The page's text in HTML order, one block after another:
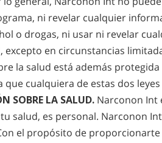
ni revelar cualquier
o drogas, ni usar ni revelar
en circunstancias
la salud está además
cualquiera de estas dos
SOBRE LA SALUD. Narconon Int
salud, es personal. Narconon
el propósito de proporcionarte